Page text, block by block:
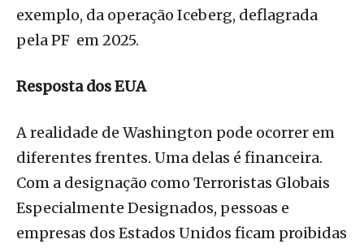
exemplo, da operação Iceberg, deflagrada
pela PF em 2025.
Resposta dos EUA
A realidade de Washington pode ocorrer em
diferentes frentes. Uma delas é financeira.
Com a designação como Terroristas Globais
Especialmente Designados, pessoas e
empresas dos Estados Unidos ficam proibidas